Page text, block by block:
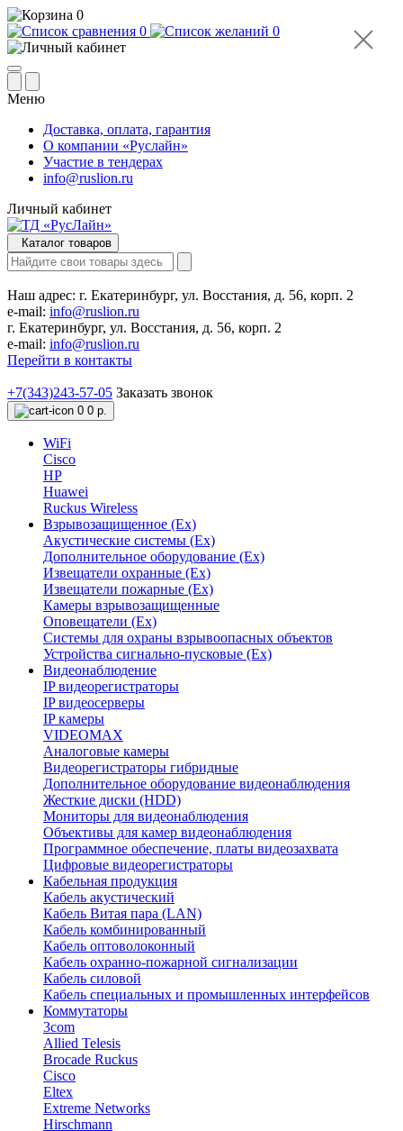
0
0
0
Меню
Доставка, оплата, гарантия
О компании «Руслайн»
Участие в тендерах
info@ruslion.ru
Личный кабинет
Каталог товаров
Наш адрес: г. Екатеринбург, ул. Восстания, д. 56, корп. 2
e-mail: info@ruslion.ru
г. Екатеринбург, ул. Восстания, д. 56, корп. 2
e-mail: info@ruslion.ru
Перейти в контакты
+7(343)243-57-05 Заказать звонок
0 0 р.
WiFi
Cisco
HP
Huawei
Ruckus Wireless
Взрывозащищенное (Ex)
Акустические системы (Ex)
Дополнительное оборудование (Ex)
Извещатели охранные (Ex)
Извещатели пожарные (Ex)
Камеры взрывозащищенные
Оповещатели (Ex)
Системы для охраны взрывоопасных объектов
Устройства сигнально-пусковые (Ex)
Видеонаблюдение
IP видеорегистраторы
IP видеосерверы
IP камеры
VIDEOMAX
Аналоговые камеры
Видеорегистраторы гибридные
Дополнительное оборудование видеонаблюдения
Жесткие диски (HDD)
Мониторы для видеонаблюдения
Объективы для камер видеонаблюдения
Программное обеспечение, платы видеозахвата
Цифровые видеорегистраторы
Кабельная продукция
Кабель акустический
Кабель Витая пара (LAN)
Кабель комбинированный
Кабель оптоволоконный
Кабель охранно-пожарной сигнализации
Кабель силовой
Кабель специальных и промышленных интерфейсов
Коммутаторы
3com
Allied Telesis
Brocade Ruckus
Cisco
Eltex
Extreme Networks
Hirschmann